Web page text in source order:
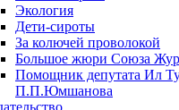
Экология
Дети-сироты
За колючей проволокой
Большое жюри Союза
Помощник депутата Ил
П.П.Юмшанова